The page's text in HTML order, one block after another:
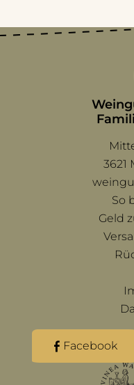
3621
Navigation
So
Geld
Facebook